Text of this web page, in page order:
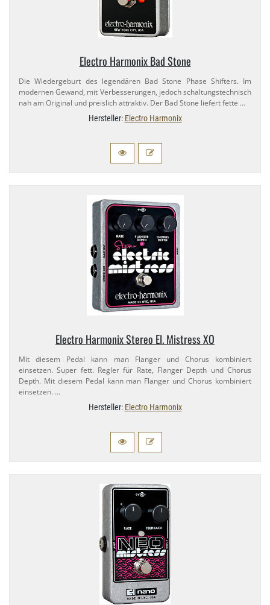
Electro Harmonix Bad Stone
Die Wiedergeburt des legendären Bad Stone Phase Shifters. Im
modernen Gewand, mit Verbesserungen, jedoch schaltungstechnisch
nah am Original und preislich attraktiv. Der Bad Stone liefert fette …
Hersteller: Electro Harmonix
Electro Harmonix Stereo El. Mistress XO
Mit diesem Pedal kann man Flanger und Chorus kombiniert
einsetzen. Super fett. Regler für Rate, Flanger Depth und Chorus
Depth. Mit diesem Pedal kann man Flanger und Chorus kombiniert
einsetzen. …
Hersteller: Electro Harmonix